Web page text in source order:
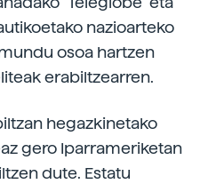
nazioarteko
osoa hartzen
erabiltzearren.
hegazkinetako
gero Iparrameriketan
dute. Estatu